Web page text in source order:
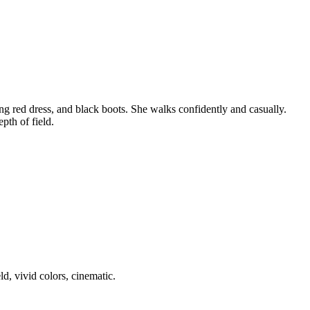
red dress, and black boots. She walks confidently and casually.
of field.
vivid colors, cinematic.